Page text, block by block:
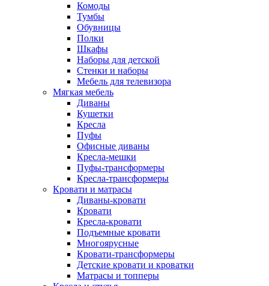
Комоды
Тумбы
Обувницы
Полки
Шкафы
Наборы для детской
Стенки и наборы
Мебель для телевизора
Мягкая мебель
Диваны
Кушетки
Кресла
Пуфы
Офисные диваны
Кресла-мешки
Пуфы-трансформеры
Кресла-трансформеры
Кровати и матрасы
Диваны-кровати
Кровати
Кресла-кровати
Подъемные кровати
Многоярусные
Кровати-трансформеры
Детские кровати и кроватки
Матрасы и топперы